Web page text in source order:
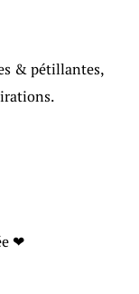
& pétillantes,
❤